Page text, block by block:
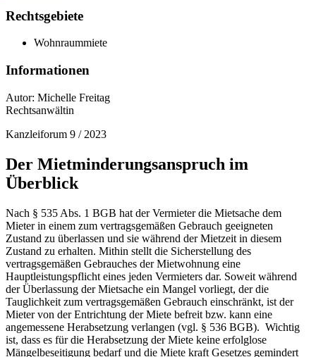
Rechtsgebiete
Wohnraummiete
Informationen
Autor: Michelle Freitag
Rechtsanwältin
Kanzleiforum 9 / 2023
Der Mietminderungsanspruch im
Überblick
Nach § 535 Abs. 1 BGB hat der Vermieter die Mietsache dem
Mieter in einem zum vertragsgemäßen Gebrauch geeigneten
Zustand zu überlassen und sie während der Mietzeit in diesem
Zustand zu erhalten. Mithin stellt die Sicherstellung des
vertragsgemäßen Gebrauches der Mietwohnung eine
Hauptleistungspflicht eines jeden Vermieters dar. Soweit während
der Überlassung der Mietsache ein Mangel vorliegt, der die
Tauglichkeit zum vertragsgemäßen Gebrauch einschränkt, ist der
Mieter von der Entrichtung der Miete befreit bzw. kann eine
angemessene Herabsetzung verlangen (vgl. § 536 BGB). Wichtig
ist, dass es für die Herabsetzung der Miete keine erfolglose
Mängelbeseitigung bedarf und die Miete kraft Gesetzes gemindert